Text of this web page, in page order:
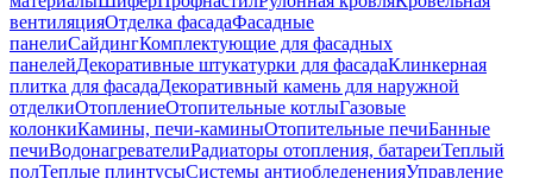
вентиляцияОтделка фасадаФасадные
панелиСайдингКомплектующие для фасадных
панелейДекоративные штукатурки для фасадаКлинкерная
плитка для фасадаДекоративный камень для наружной
отделкиОтоплениеОтопительные котлыГазовые
колонкиКамины, печи-каминыОтопительные печиБанные
печиВодонагревателиРадиаторы отопления, батареиТеплый
полТеплые плинтусыСистемы антиобледененияУправление